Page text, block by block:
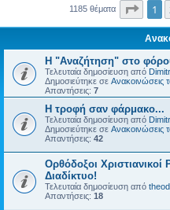
1185 θέματα 1
Η "Αναζήτηση" στο
Τελευταία δημοσίευση από
Δημοσιεύτηκε σε Ανακοινώσεις
Απαντήσεις: 7
H τροφή σαν φάρμακο...
Τελευταία δημοσίευση από
Δημοσιεύτηκε σε Ανακοινώσεις
Απαντήσεις: 42
Ορθόδοξοι Χριστιανικοί
Διαδίκτυο!
Τελευταία δημοσίευση από
Απαντήσεις: 18